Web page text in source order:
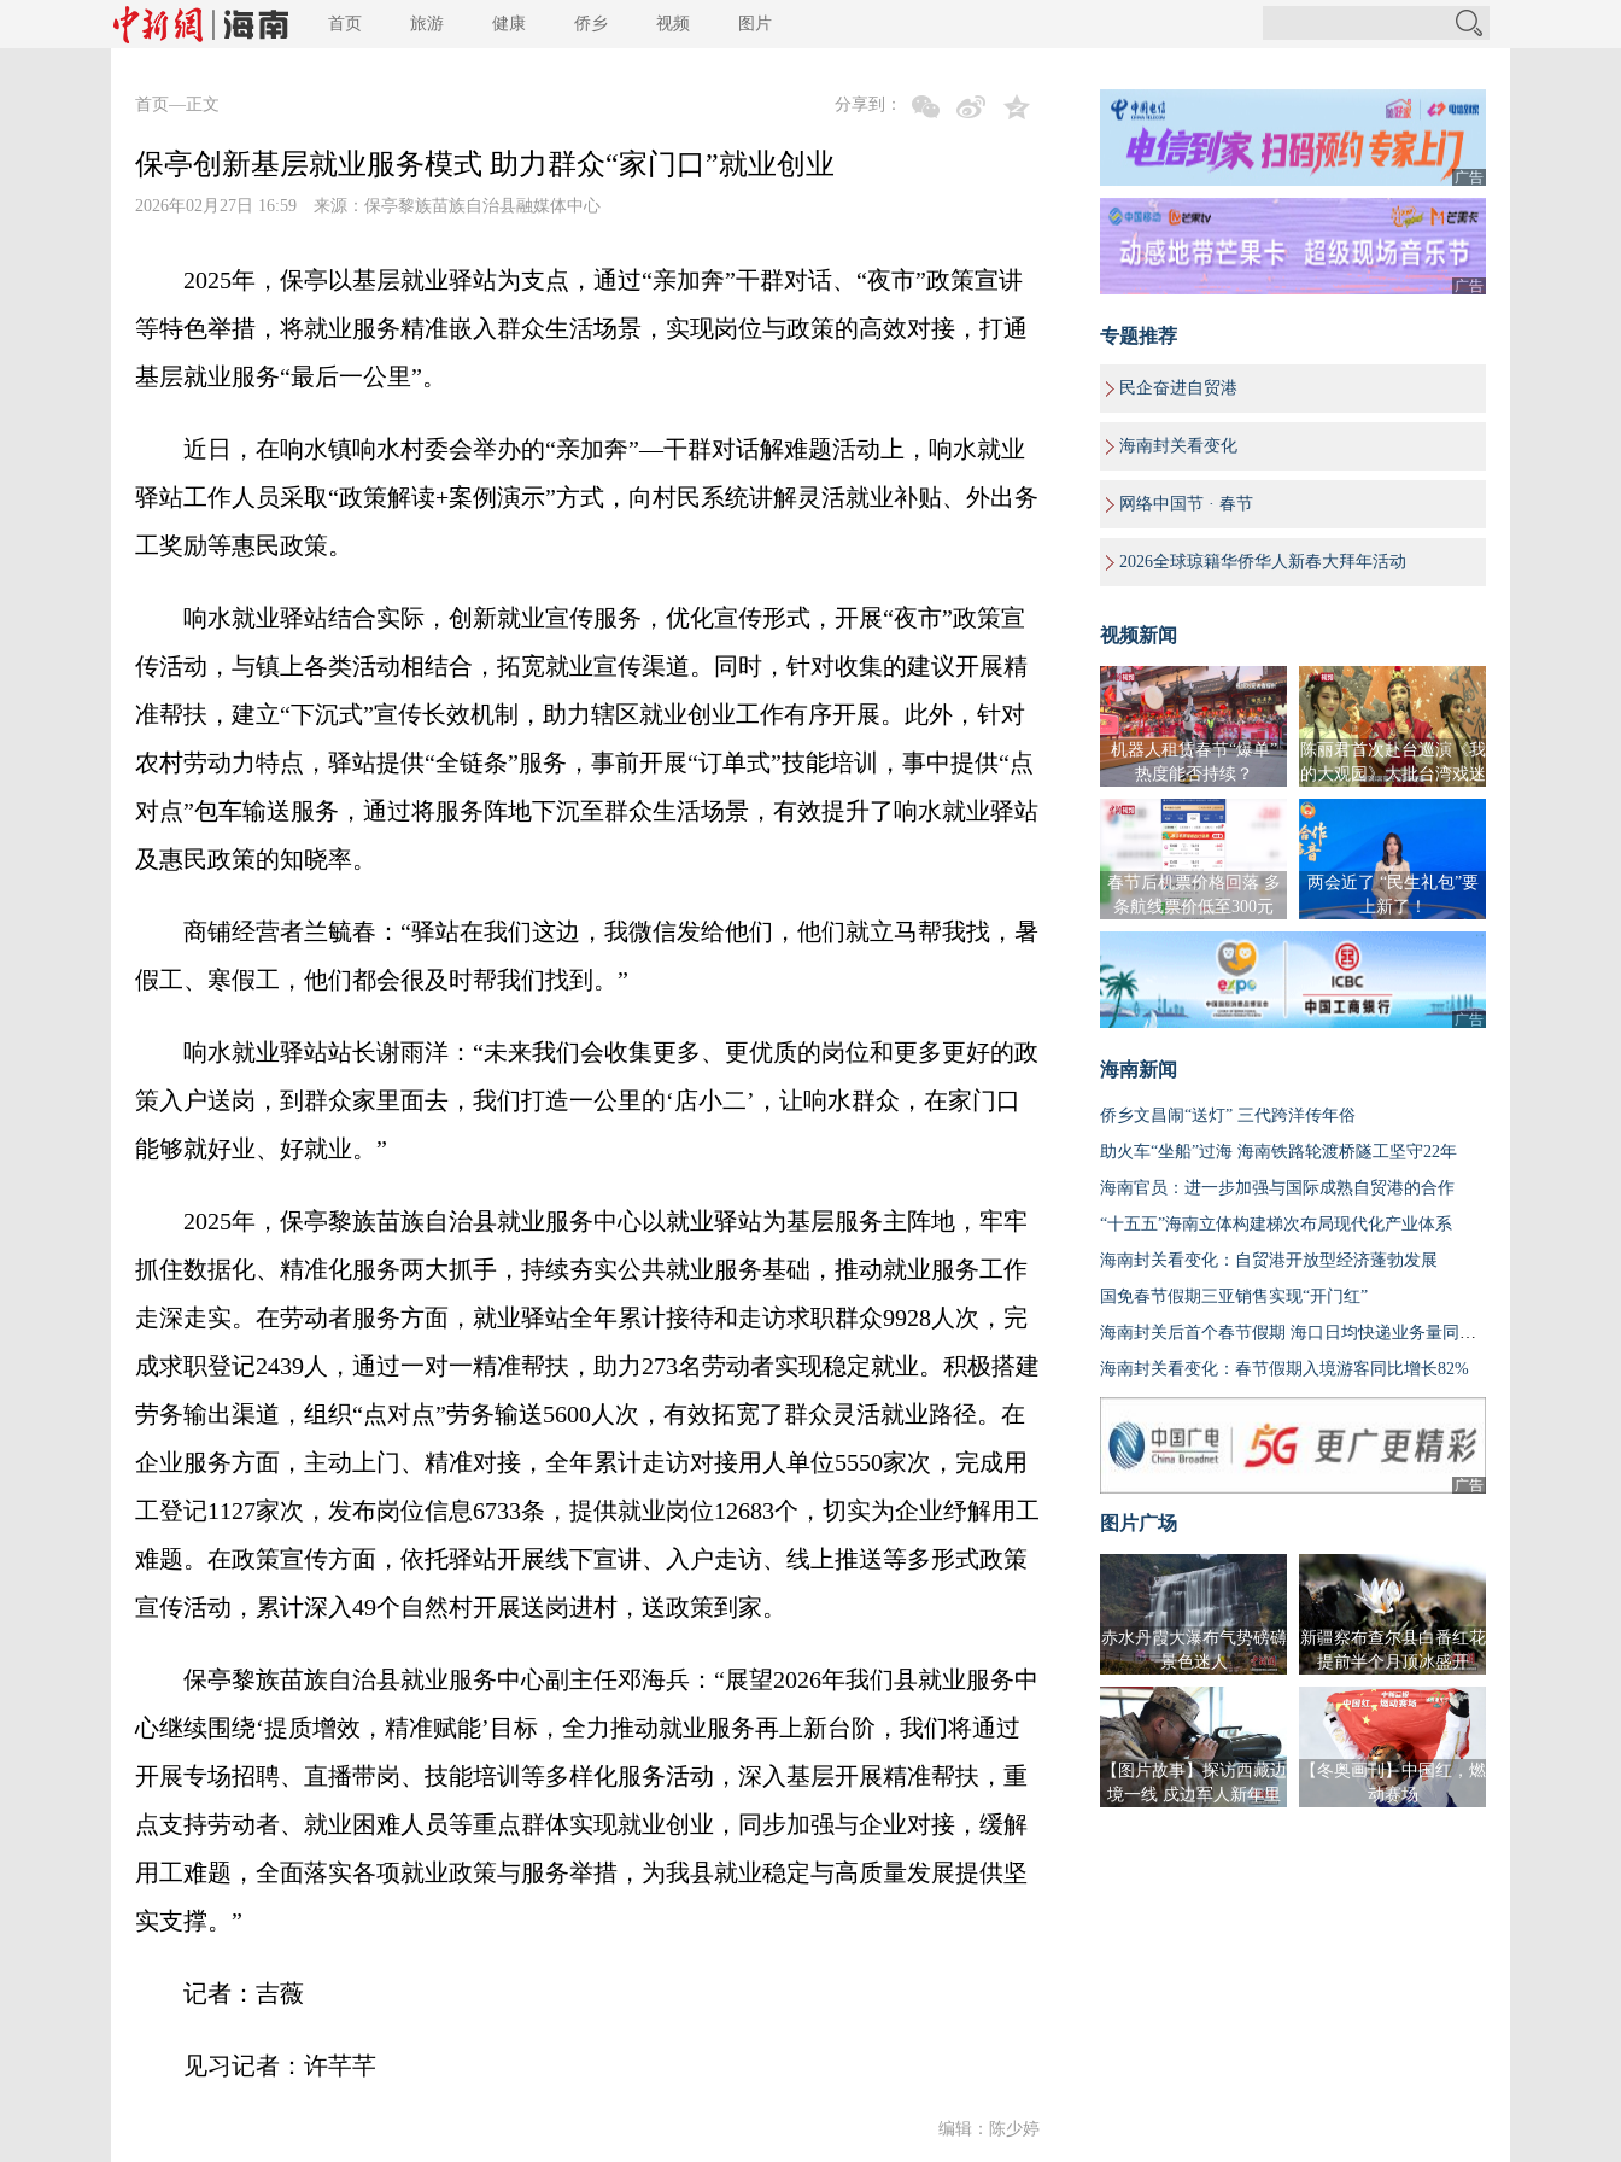
首页 旅游 健康 侨乡 视频 图片
首页 —正文 分享到：
保亭创新基层就业服务模式 助力群众“家门口”就业创业
2026年02月27日 16:59 来源： 保亭黎族苗族自治县融媒体中心
2025年，保亭以基层就业驿站为支点，通过“亲加奔”干群对话、“夜市”政策宣讲
等特色举措，将就业服务精准嵌入群众生活场景，实现岗位与政策的高效对接，打通
基层就业服务“最后一公里”。
近日，在响水镇响水村委会举办的“亲加奔”—干群对话解难题活动上，响水就业
驿站工作人员采取“政策解读+案例演示”方式，向村民系统讲解灵活就业补贴、外出务
工奖励等惠民政策。
响水就业驿站结合实际，创新就业宣传服务，优化宣传形式，开展“夜市”政策宣
传活动，与镇上各类活动相结合，拓宽就业宣传渠道。同时，针对收集的建议开展精
准帮扶，建立“下沉式”宣传长效机制，助力辖区就业创业工作有序开展。此外，针对
农村劳动力特点，驿站提供“全链条”服务，事前开展“订单式”技能培训，事中提供“点
对点”包车输送服务，通过将服务阵地下沉至群众生活场景，有效提升了响水就业驿站
及惠民政策的知晓率。
商铺经营者兰毓春：“驿站在我们这边，我微信发给他们，他们就立马帮我找，暑
假工、寒假工，他们都会很及时帮我们找到。”
响水就业驿站站长谢雨洋：“未来我们会收集更多、更优质的岗位和更多更好的政
策入户送岗，到群众家里面去，我们打造一公里的‘店小二’，让响水群众，在家门口
能够就好业、好就业。”
2025年，保亭黎族苗族自治县就业服务中心以就业驿站为基层服务主阵地，牢牢
抓住数据化、精准化服务两大抓手，持续夯实公共就业服务基础，推动就业服务工作
走深走实。在劳动者服务方面，就业驿站全年累计接待和走访求职群众9928人次，完
成求职登记2439人，通过一对一精准帮扶，助力273名劳动者实现稳定就业。积极搭建
劳务输出渠道，组织“点对点”劳务输送5600人次，有效拓宽了群众灵活就业路径。在
企业服务方面，主动上门、精准对接，全年累计走访对接用人单位5550家次，完成用
工登记1127家次，发布岗位信息6733条，提供就业岗位12683个，切实为企业纾解用工
难题。在政策宣传方面，依托驿站开展线下宣讲、入户走访、线上推送等多形式政策
宣传活动，累计深入49个自然村开展送岗进村，送政策到家。
保亭黎族苗族自治县就业服务中心副主任邓海兵：“展望2026年我们县就业服务中
心继续围绕‘提质增效，精准赋能’目标，全力推动就业服务再上新台阶，我们将通过
开展专场招聘、直播带岗、技能培训等多样化服务活动，深入基层开展精准帮扶，重
点支持劳动者、就业困难人员等重点群体实现就业创业，同步加强与企业对接，缓解
用工难题，全面落实各项就业政策与服务举措，为我县就业稳定与高质量发展提供坚
实支撑。”
记者：吉薇
见习记者：许芊芊
编辑：陈少婷
广告
广告
专题推荐
民企奋进自贸港
海南封关看变化
网络中国节 · 春节
2026全球琼籍华侨华人新春大拜年活动
视频新闻
机器人租赁春节“爆单”
热度能否持续？
陈丽君首次赴台巡演《我
的大观园》大批台湾戏迷
到场支持
春节后机票价格回落 多
条航线票价低至300元
两会近了 “民生礼包”要
上新了！
广告
海南新闻
侨乡文昌闹“送灯” 三代跨洋传年俗
助火车“坐船”过海 海南铁路轮渡桥隧工坚守22年
海南官员：进一步加强与国际成熟自贸港的合作
“十五五”海南立体构建梯次布局现代化产业体系
海南封关看变化：自贸港开放型经济蓬勃发展
国免春节假期三亚销售实现“开门红”
海南封关后首个春节假期 海口日均快递业务量同比增长超70%
海南封关看变化：春节假期入境游客同比增长82%
广告
图片广场
赤水丹霞大瀑布气势磅礴
景色迷人
新疆察布查尔县白番红花
提前半个月顶冰盛开
【图片故事】探访西藏边
境一线 戍边军人新年里
【冬奥画刊】中国红，燃
动赛场